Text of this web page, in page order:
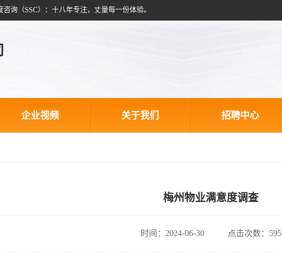
询（SSC）：十八年专注，丈量每一份体验。
企业视频 关于我们 招聘中心
梅州物业满意度调查
时间：2024-06-30 点击次数：595